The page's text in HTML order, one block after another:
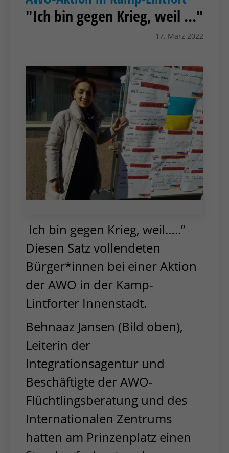
"Ich bin gegen Krieg, weil ..."
17. März 2022
Ich bin gegen Krieg, weil…..”
Diesen Satz vollendeten
Bürger*innen bei einer Aktion
der AWO in der Kamp-
Lintforter Innenstadt.
Behnaaz Jansen (Bild oben),
Leiterin der
Integrationsagentur und
Beschäftigte der AWO-
Flüchtlingsberatung und des
Internationalen Zentrums
hatten am Prinzenplatz einen